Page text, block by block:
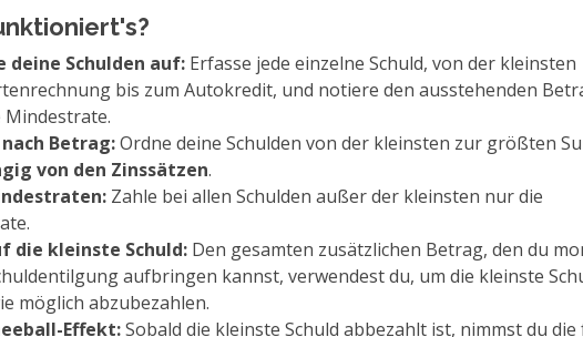
deine Schulden auf: Erfasse jede einzelne Schuld, von der kleinsten
bis zum Autokredit, und notiere den ausstehenden
Mindestrate.
Betrag:Ordne deine Schulden von der kleinsten zur größten
von den Zinssätzen.
Zahle bei allen Schulden außer der kleinsten nur die
die kleinste Schuld: Den gesamten zusätzlichen Betrag, den du
aufbringen kannst, verwendest du, um die kleinste
möglich abzubezahlen.
Effekt:Sobald die kleinste Schuld abbezahlt ist, nimmst du die